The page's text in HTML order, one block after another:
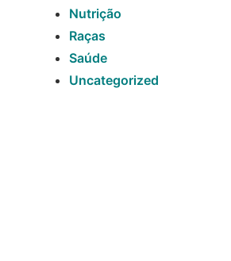
Nutrição
Raças
Saúde
Uncategorized